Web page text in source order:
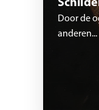
Door de
anderen...